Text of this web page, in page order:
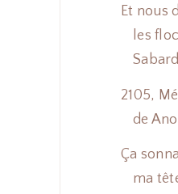
Et nous
les
Sabard
2105,
de
Ça
ma